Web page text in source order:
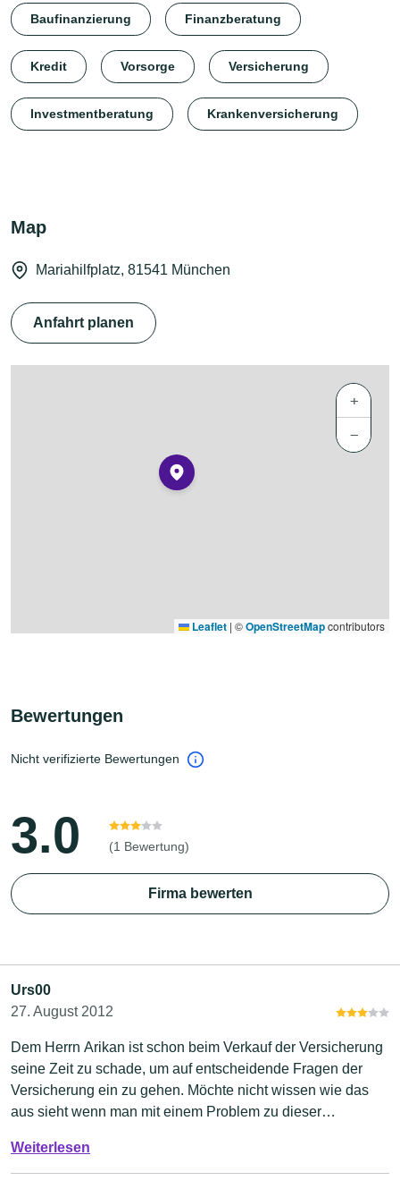
Baufinanzierung Finanzberatung
Kredit Vorsorge Versicherung
Investmentberatung Krankenversicherung
Map
Mariahilfplatz, 81541 München
Anfahrt planen
+
−
Leaflet | ©OpenStreetMapcontributors
Bewertungen
Nicht verifizierte Bewertungen
3.0 (1 Bewertung)
Firma bewerten
Urs00
27. August 2012
Dem Herrn Arikan ist schon beim Verkauf der Versicherung
seine Zeit zu schade, um auf entscheidende Fragen der
Versicherung ein zu gehen. Möchte nicht wissen wie das
aus sieht wenn man mit einem Problem zu dieser
Weiterlesen